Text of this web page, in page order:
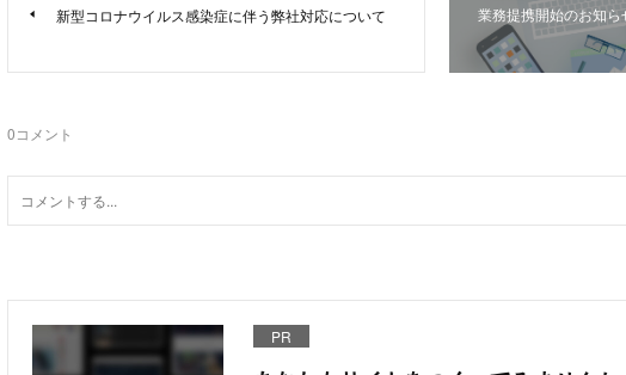
新型コロナウイルス感染症に伴う弊社対応について 業務提携開始のお知ら
0コメント
PR